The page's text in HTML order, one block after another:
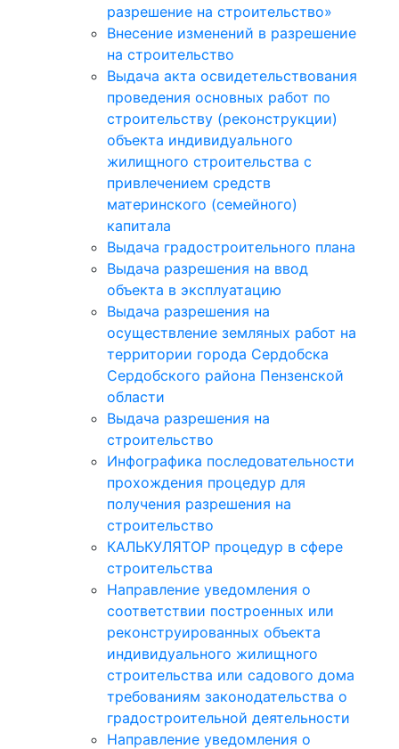
разрешение на строительство»
Внесение изменений в разрешение
на строительство
Выдача акта освидетельствования
проведения основных работ по
строительству (реконструкции)
объекта индивидуального
жилищного строительства с
привлечением средств
материнского (семейного)
капитала
Выдача градостроительного плана
Выдача разрешения на ввод
объекта в эксплуатацию
Выдача разрешения на
осуществление земляных работ на
территории города Сердобска
Сердобского района Пензенской
области
Выдача разрешения на
строительство
Инфографика последовательности
прохождения процедур для
получения разрешения на
строительство
КАЛЬКУЛЯТОР процедур в сфере
строительства
Направление уведомления о
соответствии построенных или
реконструированных объекта
индивидуального жилищного
строительства или садового дома
требованиям законодательства о
градостроительной деятельности
Направление уведомления о